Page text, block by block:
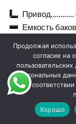
Привод............
Емкость
Мой аккаунт
Продолжая
согласие на
персональных
Хорошо